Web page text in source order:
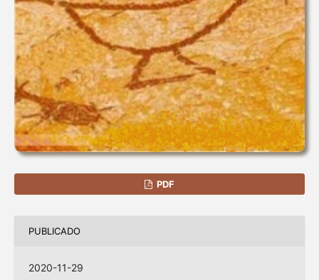
PDF
PUBLICADO
2020-11-29